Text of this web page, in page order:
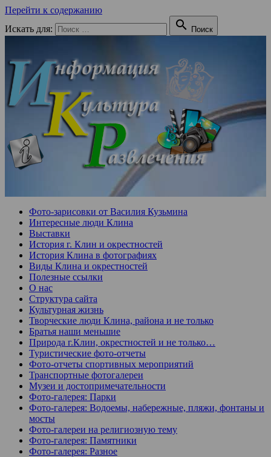
Перейти к содержанию
Искать для:
 Поиск
Фото-зарисовки от Василия Кузьмина
Интересные люди Клина
Выставки
История г. Клин и окрестностей
История Клина в фотографиях
Виды Клина и окрестностей
Полезные ссылки
О нас
Структура сайта
Культурная жизнь
Творческие люди Клина, района и не только
Братья наши меньшие
Природа г.Клин, окрестностей и не только…
Туристические фото-отчеты
Фото-отчеты спортивных мероприятий
Транспортные фотогалереи
Музеи и достопримечательности
Фото-галерея: Парки
Фото-галерея: Водоемы, набережные, пляжи, фонтаны и
мосты
Фото-галереи на религиозную тему
Фото-галерея: Памятники
Фото-галерея: Разное